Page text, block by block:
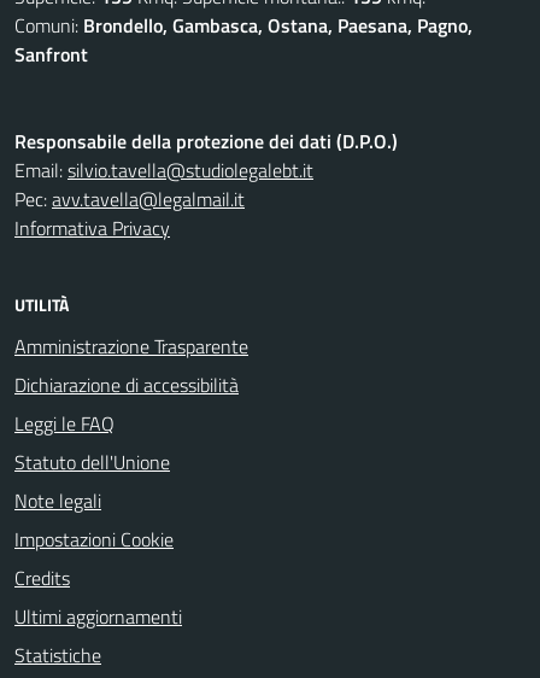
Comuni: Brondello, Gambasca, Ostana, Paesana, Pagno,
Sanfront
Responsabile della protezione dei dati (D.P.O.)
Email:silvio.tavella@studiolegalebt.it
Pec:avv.tavella@legalmail.it
Informativa Privacy
UTILITÀ
Amministrazione Trasparente
Dichiarazione di accessibilità
Leggi le FAQ
Statuto dell'Unione
Note legali
Impostazioni Cookie
Credits
Ultimi aggiornamenti
Statistiche